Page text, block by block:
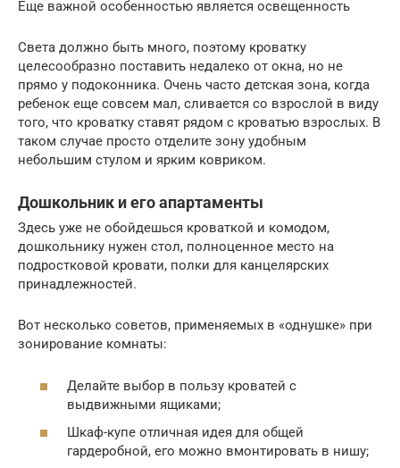
Еще важной особенностью является освещенность
Света должно быть много, поэтому кроватку
целесообразно поставить недалеко от окна, но не
прямо у подоконника. Очень часто детская зона, когда
ребенок еще совсем мал, сливается со взрослой в виду
того, что кроватку ставят рядом с кроватью взрослых. В
таком случае просто отделите зону удобным
небольшим стулом и ярким ковриком.
Дошкольник и его апартаменты
Здесь уже не обойдешься кроваткой и комодом,
дошкольнику нужен стол, полноценное место на
подростковой кровати, полки для канцелярских
принадлежностей.
Вот несколько советов, применяемых в «однушке» при
зонирование комнаты:
Делайте выбор в пользу кроватей с
выдвижными ящиками;
Шкаф-купе отличная идея для общей
гардеробной, его можно вмонтировать в нишу;